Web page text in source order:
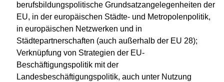
berufsbildungspolitische Grundsatzangelegenheiten der
EU, in der europäischen Städte- und Metropolenpolitik,
in europäischen Netzwerken und in
Städtepartnerschaften (auch außerhalb der EU 28);
Verknüpfung von Strategien der EU-
Beschäftigungspolitik mit der
Landesbeschäftigungspolitik, auch unter Nutzung